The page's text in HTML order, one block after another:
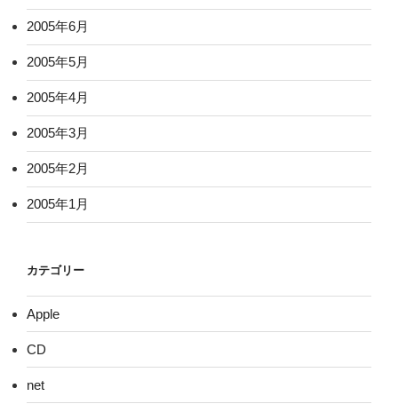
2005年6月
2005年5月
2005年4月
2005年3月
2005年2月
2005年1月
カテゴリー
Apple
CD
net